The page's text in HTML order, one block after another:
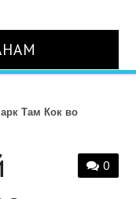
Там Кок во
0